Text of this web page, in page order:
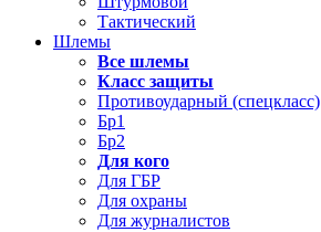
Тактический
Шлемы
Все шлемы
Класс защиты
Противоударный (спецкласс)
Бр1
Бр2
Для кого
Для ГБР
Для охраны
Для журналистов